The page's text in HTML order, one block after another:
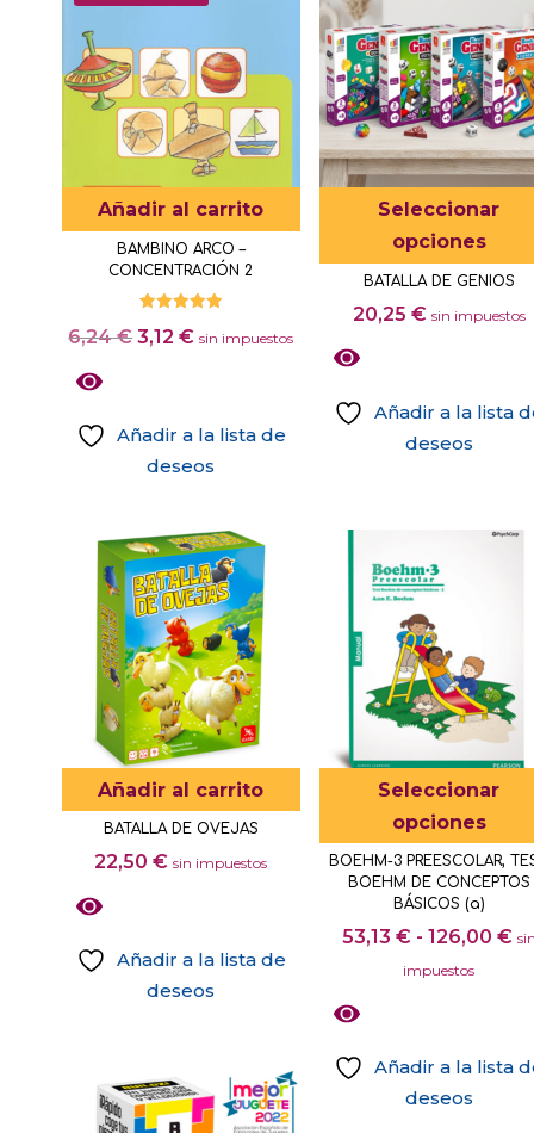
Añadir al carrito
BAMBINO ARCO –
CONCENTRACIÓN 2
con
6,24€El
era:
6,24 €.
3,12€El
es:
3,12 €.
sin impuestos
Añadir a la lista de
deseos
Seleccionar
opciones
BATALLA DE GENIOS
20,25 € sin impuestos
Añadir a la lista
deseos
múltiples
variantes.
opciones
se
pueden
en
la
página
de
producto
Añadir al carrito
BATALLA DE OVEJAS
22,50€ sin impuestos
Añadir a la lista de
deseos
Seleccionar
opciones
BOEHM-3 PREESCOLAR,
BOEHM DE CONCEPTOS
BÁSICOS (a)
53,13 € - 126,00 €
impuestos
Añadir a la lista
deseos